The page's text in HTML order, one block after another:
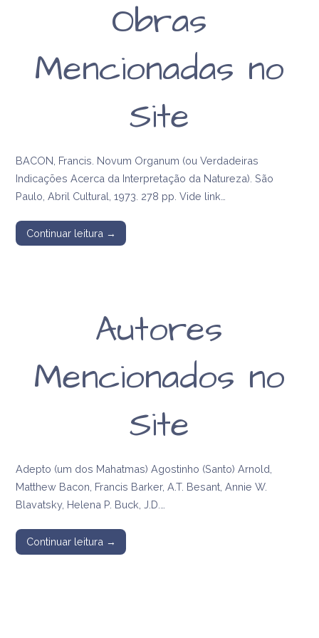
Obras
Mencionadas no
Site
BACON, Francis. Novum Organum (ou Verdadeiras
Indicações Acerca da Interpretação da Natureza). São
Paulo, Abril Cultural, 1973. 278 pp. Vide link…
Continuar leitura →
Autores
Mencionados no
Site
Adepto (um dos Mahatmas) Agostinho (Santo) Arnold,
Matthew Bacon, Francis Barker, A.T. Besant, Annie W.
Blavatsky, Helena P. Buck, J.D.…
Continuar leitura →